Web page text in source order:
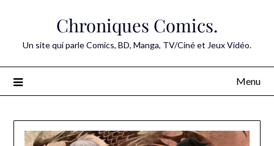
Chroniques Comics.
Un site qui parle Comics, BD, Manga, TV/Ciné et Jeux Vidéo.
Menu